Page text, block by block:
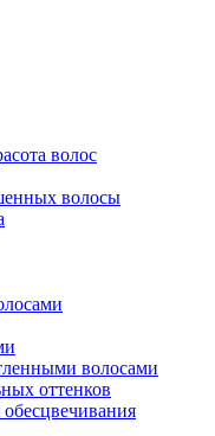
волос
волосы
волосами
оттенков